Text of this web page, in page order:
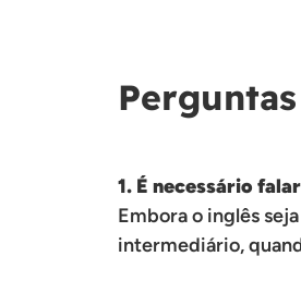
1. É necessário
Embora o inglês
intermediário,